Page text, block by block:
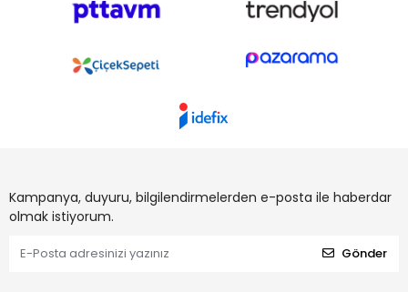
Kampanya, duyuru, bilgilendirmelerden e-posta ile haberdar
olmak istiyorum.
Gönder